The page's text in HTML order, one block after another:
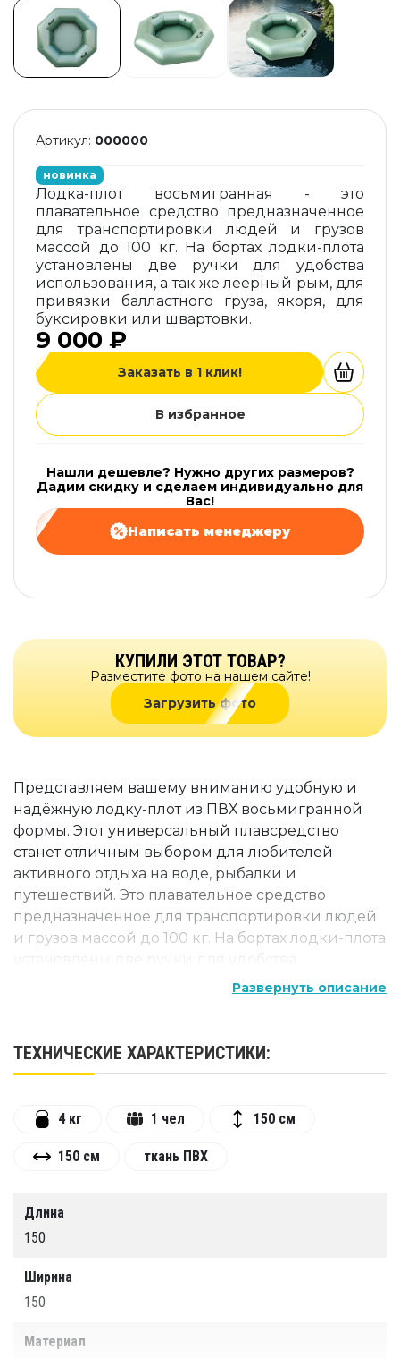
Артикул: 000000
новинка
Лодка-плот восьмигранная - это
плавательное средство предназначенное
для транспортировки людей и грузов
массой до 100 кг. На бортах лодки-плота
установлены две ручки для удобства
использования, а так же леерный рым, для
привязки балластного груза, якоря, для
буксировки или швартовки.
9 000 ₽
Заказать в 1 клик!
В избранное
Нашли дешевле? Нужно других размеров?
Дадим скидку и сделаем индивидуально для
Вас!
Написать менеджеру
КУПИЛИ ЭТОТ ТОВАР?
Разместите фото на нашем сайте!
Загрузить фото
Представляем вашему вниманию удобную и
надёжную лодку-плот из ПВХ восьмигранной
формы. Этот универсальный плавсредство
станет отличным выбором для любителей
активного отдыха на воде, рыбалки и
путешествий. Это плавательное средство
предназначенное для транспортировки людей
и грузов массой до 100 кг. На бортах лодки-плота
установлены две ручки для удобства
использования, а так же леерный рым, для
изготовлена из высококачественного ПВХ
материала, устойчивого к механическим
обеспечивает отличную устойчивость на
воде, что делает лодку безопасной и
Лёгкость и компактность: благодаря своей
занимает мало места при хранении и
Развернуть описание
ТЕХНИЧЕСКИЕ ХАРАКТЕРИСТИКИ:
4 кг 1 чел 150 см
150 см ткань ПВХ
Длина
150
Ширина
150
Материал